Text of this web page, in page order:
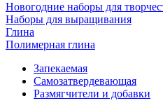
Новогодние наборы для
Наборы для выращивания
Глина
Полимерная глина
Запекаемая
Самозатвердевающая
Размягчители и добавки